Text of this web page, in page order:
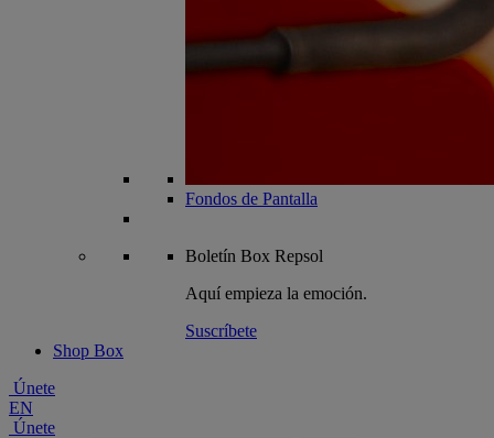
Fondos de Pantalla
Boletín Box Repsol
Aquí empieza la emoción.
Suscríbete
Shop Box
Únete
EN
Únete